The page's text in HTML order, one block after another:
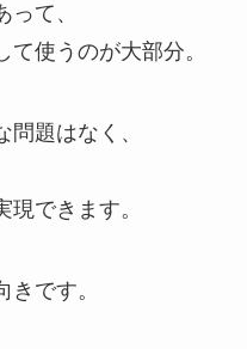
て、
使うのが大部分。
題はなく、
できます。
です。